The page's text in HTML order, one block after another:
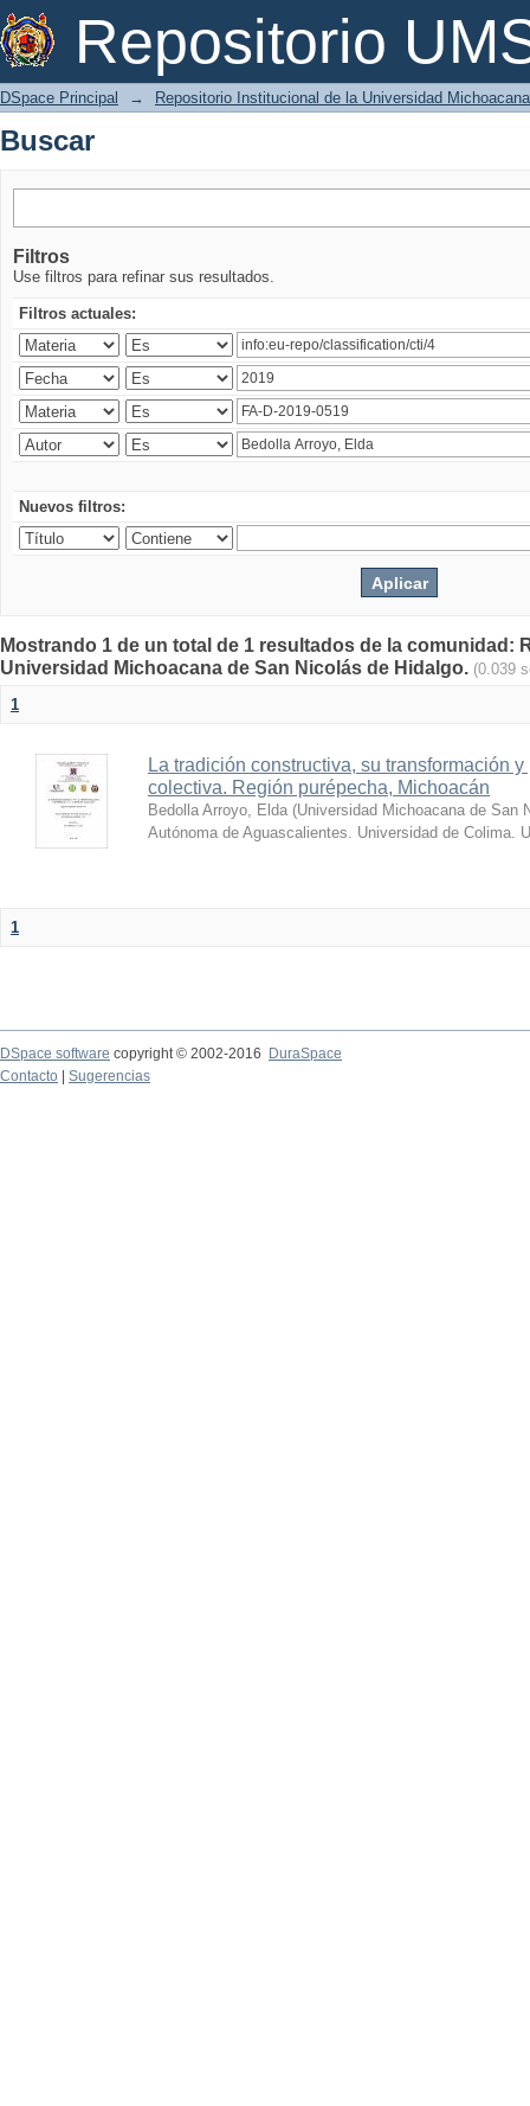
Repositorio
Buscar
DSpace Principal → Repositorio Institucional de la Universidad
Buscar
Filtros
Use filtros para refinar sus resultados.
Filtros actuales:
Nuevos filtros:
Mostrando 1 de un total de 1 resultados de la comunidad:
Universidad Michoacana de San Nicolás de Hidalgo. (0.039
1
La tradición constructiva, su transformación
colectiva. Región purépecha, Michoacán
Bedolla Arroyo, Elda (Universidad Michoacana de San
Autónoma de Aguascalientes. Universidad de Colima.
1
DSpace software copyright © 2002-2016
DuraSpace
Contacto
Sugerencias